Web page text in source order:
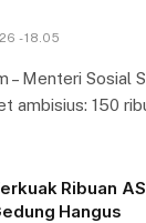
- 18.05
– Menteri Sosial
ambisius: 150
Ribuan
Hangus